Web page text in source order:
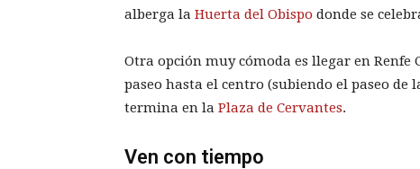
alberga la Huerta del Obispo donde se
Otra opción muy cómoda es llegar en Renfe
paseo hasta el centro (subiendo el paseo de
termina en la Plaza de Cervantes.
Ven con tiempo